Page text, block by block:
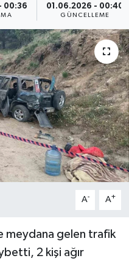
00:36 01.06.2026 - 00:40
GÜNCELLEME
A- A+
meydana gelen trafik
2 kişi ağır